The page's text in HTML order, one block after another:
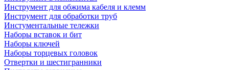
Инструмент для обжима кабеля и клемм
Инструмент для обработки труб
Инстументальные тележки
Наборы вставок и бит
Наборы ключей
Наборы торцевых головок
Отвертки и шестигранники